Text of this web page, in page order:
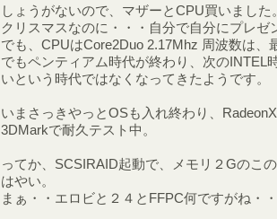
しょうがないので、マザーとCPU買いました
クリスマスなのに・・・自分で自分にプレ
でも、CPUはCore2Duo 2.17Mhz 周波数は、
でもペンティアム時代が終わり、次のINTEL
いという時代ではなくなってきたようです。
いまさっきやっとOSも入れ終わり、
3DMarkで耐久テスト中。
ってか、SCSIRAID起動で、メモリ２Gのこ
はやい。
まぁ・・エロビと２４とFFPC何ですがね・